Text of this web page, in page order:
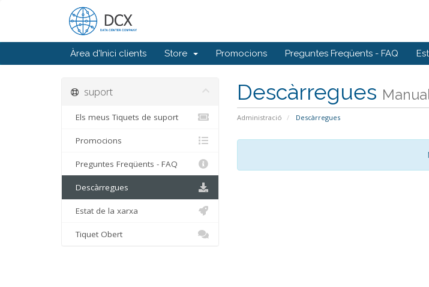
Àrea d'Inici clients Store Promocions Preguntes Freqüents - FAQ
Descàrregues
Administració Descàrregues
suport
Els meus Tiquets de suport
Promocions
Preguntes Freqüents - FAQ
Descàrregues
Estat de la xarxa
Tiquet Obert